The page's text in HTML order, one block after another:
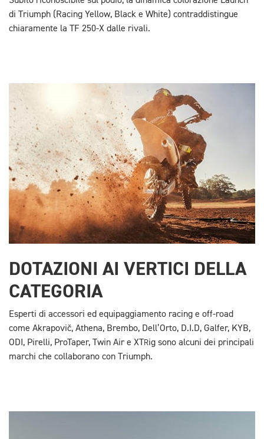
di Triumph (Racing Yellow, Black e White) contraddistingue
chiaramente la TF 250-X dalle rivali.
DOTAZIONI AI VERTICI DELLA
CATEGORIA
Esperti di accessori ed equipaggiamento racing e off-road
come Akrapovič, Athena, Brembo, Dell’Orto, D.I.D, Galfer, KYB,
ODI, Pirelli, ProTaper, Twin Air e XTRig sono alcuni dei principali
marchi che collaborano con Triumph.